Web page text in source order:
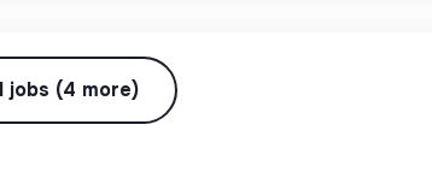
customer success
sur l'action des entreprises accessible à tous !
jobs (4 more)